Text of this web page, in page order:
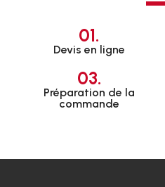
01.
Devis en ligne
03.
Préparation de la
commande